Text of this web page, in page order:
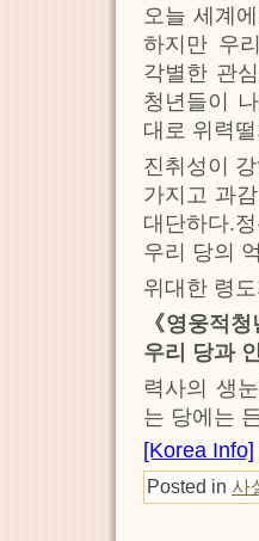
오늘 세계
하지만 우
각별한 관
청년들이
대로 위력
진취성이
가지고 과
대단하다.
우리 당의
위대한 령
《영웅적
우리 당과
력사의 생
는 당에는
[Korea Info]
Posted in 사